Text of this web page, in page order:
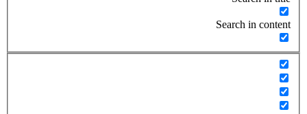
Search in content